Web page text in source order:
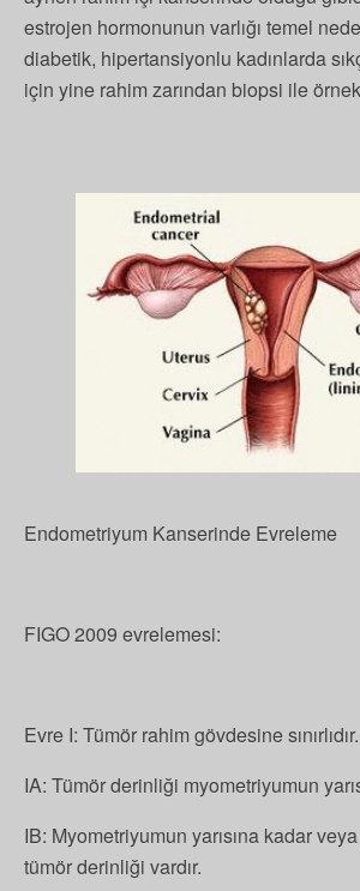
estrojen hormonunun varlığı temel
diabetik, hipertansiyonlu kadınlarda
için yine rahim zarından biopsi ile
Endometriyum Kanserinde Evreleme
FIGO 2009 evrelemesi:
Evre I: Tümör rahim gövdesine sınırlıdır.
IA: Tümör derinliği myometriyumun
IB: Myometriyumun yarısına kadar veya
tümör derinliği vardır.